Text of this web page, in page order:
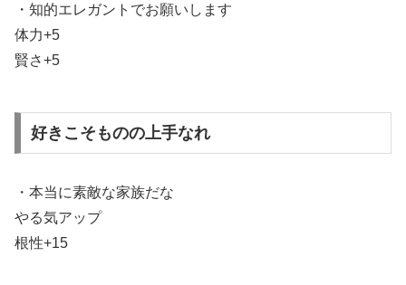
・知的エレガントでお願いします
体力+5
賢さ+5
好きこそものの上手なれ
・本当に素敵な家族だな
やる気アップ
根性+15